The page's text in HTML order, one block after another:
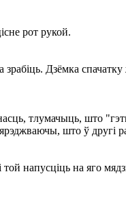
рот рукой.
Дзёмка спачатку
тлумачыць, што
што ў другі
напусціць на яго